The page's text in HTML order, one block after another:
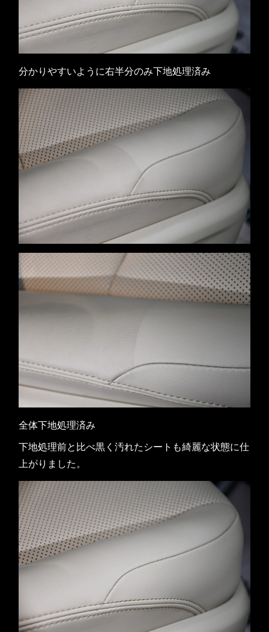
分かりやすいように右半分のみ下地処理済み
全体下地処理済み
下地処理前と比べ黒く汚れたシートも綺麗な状態に仕
上がりました。